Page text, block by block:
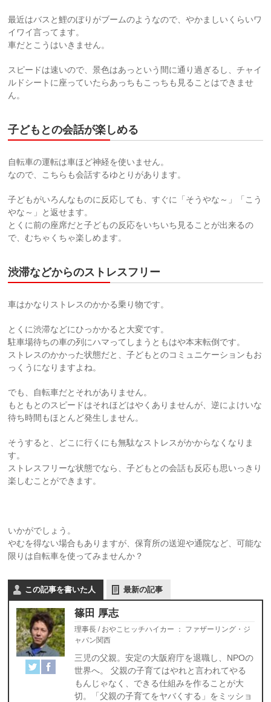
最近はバスと鯉のぼりがブームのようなので、やかましいくらいワ
イワイ言ってます。
車だとこうはいきません。
スピードは速いので、景色はあっという間に通り過ぎるし、チャイ
ルドシートに座っていたらあっちもこっちも見ることはできませ
ん。
子どもとの会話が楽しめる
自転車の運転は車ほど神経を使いません。
なので、こちらも会話するゆとりがあります。
子どもがいろんなものに反応しても、すぐに「そうやな～」「こう
やな～」と返せます。
とくに前の座席だと子どもの反応をいちいち見ることが出来るの
で、むちゃくちゃ楽しめます。
渋滞などからのストレスフリー
車はかなりストレスのかかる乗り物です。
とくに渋滞などにひっかかると大変です。
駐車場待ちの車の列にハマってしまうともはや本末転倒です。
ストレスのかかった状態だと、子どもとのコミュニケーションもお
っくうになりますよね。
でも、自転車だとそれがありません。
もともとのスピードはそれほどはやくありませんが、逆によけいな
待ち時間もほとんど発生しません。
そうすると、どこに行くにも無駄なストレスがかからなくなりま
す。
ストレスフリーな状態でなら、子どもとの会話も反応も思いっきり
楽しむことができます。
いかがでしょう。
やむを得ない場合もありますが、保育所の送迎や通院など、可能な
限りは自転車を使ってみませんか？
この記事を書いた人 最新の記事
篠田 厚志
理事長 / おやこヒッチハイカー ： ファザーリング・ジ
ャパン関西
三児の父親。安定の大阪府庁を退職し、NPOの
世界へ。 父親の子育てはやれと言われてやる
もんじゃなく、できる仕組みを作ることが大
切。「父親の子育てをヤバくする」をミッショ